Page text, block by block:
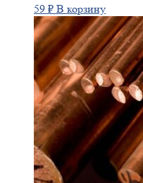
59 ₽ В корзину